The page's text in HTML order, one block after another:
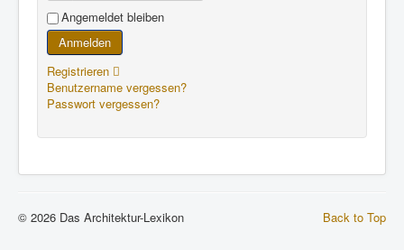
Angemeldet bleiben
Anmelden
Registrieren
Benutzername vergessen?
Passwort vergessen?
Back to Top
© 2026 Das Architektur-Lexikon